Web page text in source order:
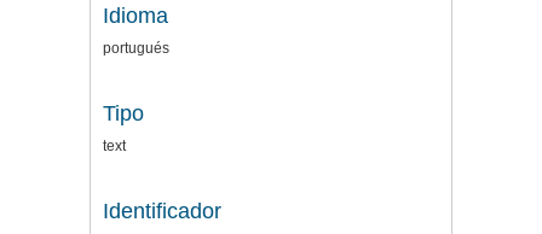
Idioma
portugués
Tipo
text
Identificador